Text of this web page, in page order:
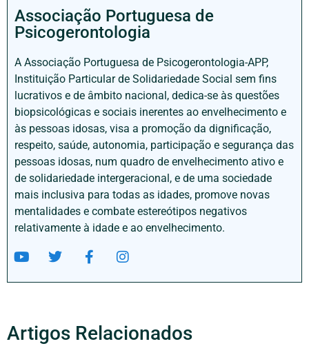
Associação Portuguesa de
Psicogerontologia
A Associação Portuguesa de Psicogerontologia-APP,
Instituição Particular de Solidariedade Social sem fins
lucrativos e de âmbito nacional, dedica-se às questões
biopsicológicas e sociais inerentes ao envelhecimento e
às pessoas idosas, visa a promoção da dignificação,
respeito, saúde, autonomia, participação e segurança das
pessoas idosas, num quadro de envelhecimento ativo e
de solidariedade intergeracional, e de uma sociedade
mais inclusiva para todas as idades, promove novas
mentalidades e combate estereótipos negativos
relativamente à idade e ao envelhecimento.
Artigos Relacionados